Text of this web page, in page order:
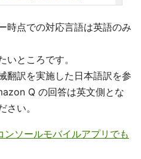
時点での対応言語は英語のみ
いところです。
翻訳を実施した日本語訳を参
Q の回答は英文側とな
さい。
ンソールモバイルアプリでも